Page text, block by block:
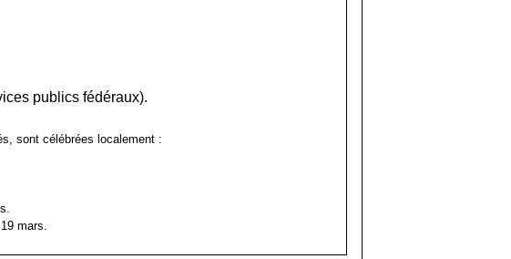
publics fédéraux).
sont célébrées localement :
mars.